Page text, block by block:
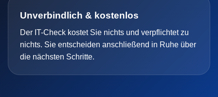
Unverbindlich & kostenlos
Der IT-Check kostet Sie nichts und verpflichtet zu
nichts. Sie entscheiden anschließend in Ruhe über
die nächsten Schritte.